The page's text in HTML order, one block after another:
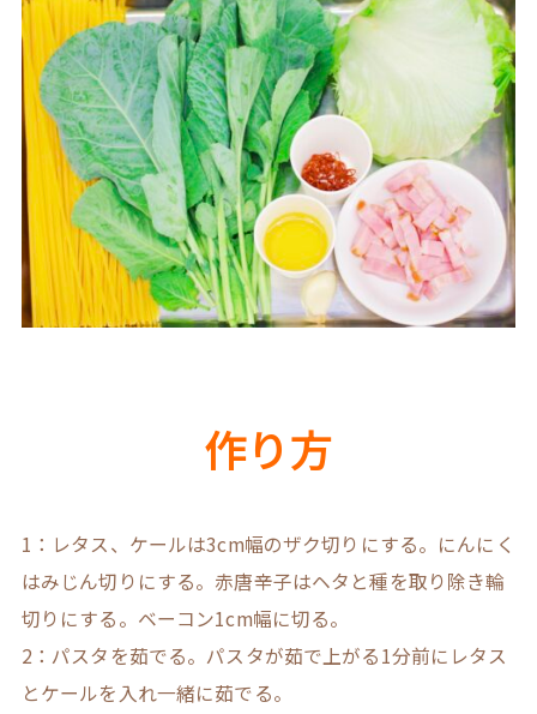
作り方
1：レタス、ケールは3cm幅のザク切りにする。にんにく
はみじん切りにする。赤唐辛子はヘタと種を取り除き輪
切りにする。ベーコン1cm幅に切る。
2：パスタを茹でる。パスタが茹で上がる1分前にレタス
とケールを入れ一緒に茹でる。